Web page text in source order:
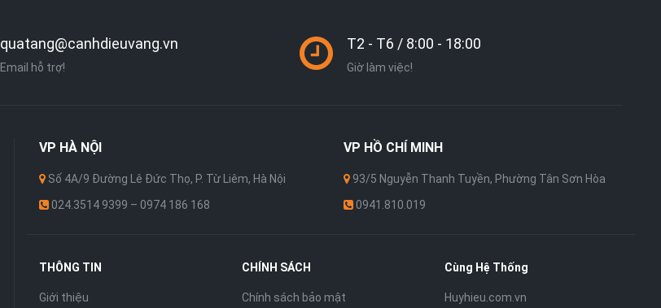
quatang@canhdieuvang.vn
Email hỗ trợ!
T2 - T6 / 8:00 - 18:00
Giờ làm việc!
VP HÀ NỘI
Số 4A/9 Đường Lê Đức Thọ, P. Từ Liêm, Hà Nội
024.3514 9399 – 0974 186 168
VP HỒ CHÍ MINH
93/5 Nguyễn Thanh Tuyền, Phường Tân Sơn Hòa
0941.810.019
THÔNG TIN
Giới thiệu
CHÍNH SÁCH
Chính sách bảo mật
Cùng Hệ Thống
Huyhieu.com.vn